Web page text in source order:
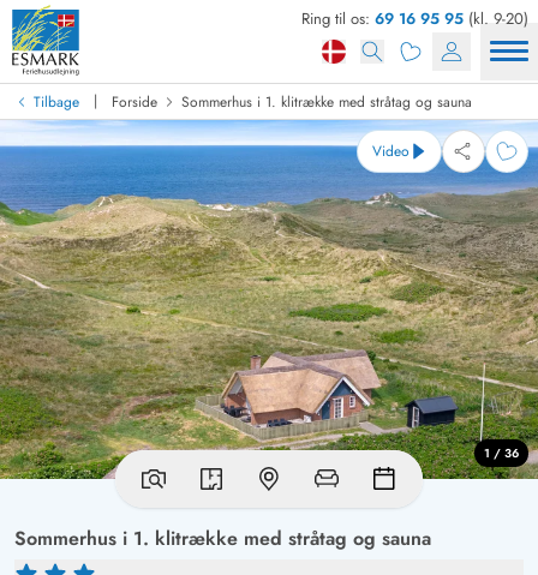
Ring til os: 69 16 95 95 (kl. 9-20)
Tilbage | Forside Sommerhus i 1. klitrække med stråtag og sauna
Sommerhus i 1. klitrække med stråtag og sauna
Video
1 / 36